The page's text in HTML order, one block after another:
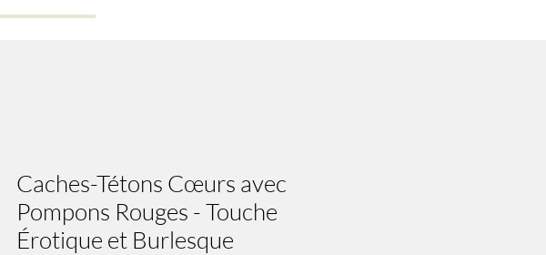
Caches-Tétons Cœurs avec
Pompons Rouges - Touche
Érotique et Burlesque